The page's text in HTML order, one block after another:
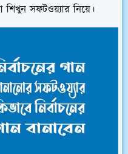
শিখুন সফটওয়্যার নিয়ে।